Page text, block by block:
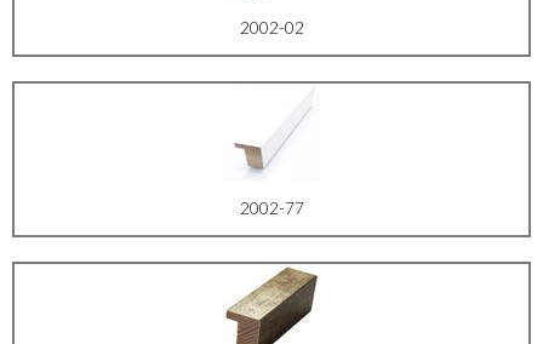
2002-02
2002-77